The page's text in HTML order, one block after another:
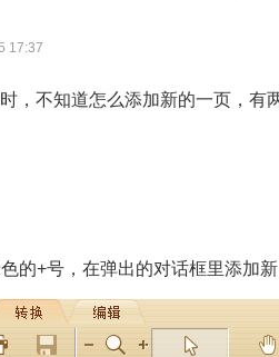
17:37
，不知道怎么添加新的一页，有
的+号，在弹出的对话框里添加